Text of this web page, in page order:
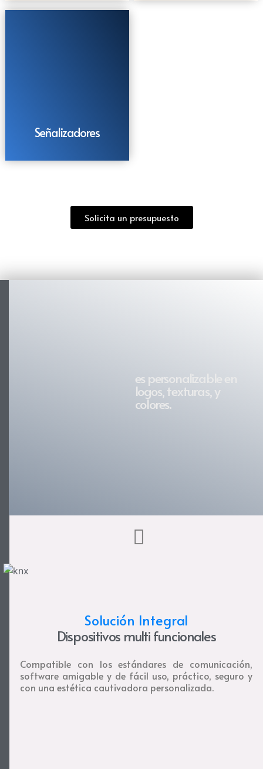
Señalizadores
Solicita un presupuesto
es personalizable en
logos, texturas, y
colores.
Solución Integral
Dispositivos multi funcionales
Compatible con los estándares de comunicación,
software amigable y de fácil uso, práctico, seguro y
con una estética cautivadora personalizada.